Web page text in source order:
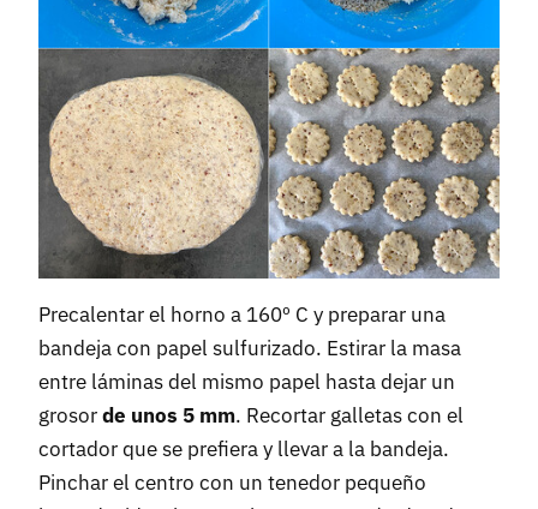
Precalentar el horno a 160º C y preparar una
bandeja con papel sulfurizado. Estirar la masa
entre láminas del mismo papel hasta dejar un
grosorde unos 5 mm. Recortar galletas con el
cortador que se prefiera y llevar a la bandeja.
Pinchar el centro con un tenedor pequeño